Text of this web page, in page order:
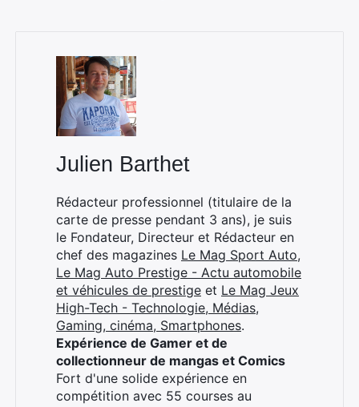
Julien Barthet
Rédacteur professionnel (titulaire de la
carte de presse pendant 3 ans), je suis
le Fondateur, Directeur et Rédacteur en
chef des magazines Le Mag Sport Auto,
Le Mag Auto Prestige - Actu automobile
et véhicules de prestige et Le Mag Jeux
High-Tech - Technologie, Médias,
Gaming, cinéma, Smartphones.
Expérience de Gamer et de
collectionneur de mangas et Comics
Fort d'une solide expérience en
compétition avec 55 courses au